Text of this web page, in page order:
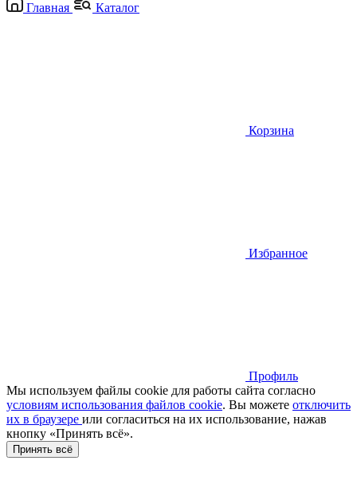
Главная
Каталог
Корзина
Избранное
Профиль
Мы используем файлы cookie для работы сайта согласно
условиям использования файлов cookie. Вы можете отключить
их в браузере или cогласиться на их использование, нажав
кнопку «Принять всё».
Принять всё